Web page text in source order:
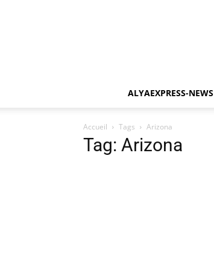
ALYAEXPRESS-NEWS
Accueil Tags Arizona
Tag: Arizona